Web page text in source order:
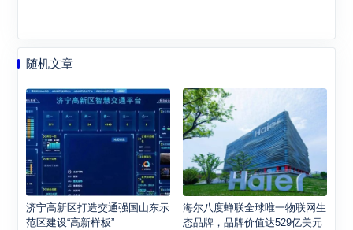
随机文章
济宁高新区打造交通强国山东示
范区建设“高新样板”
海尔八度蝉联全球唯一物联网生
态品牌，品牌价值达529亿美元